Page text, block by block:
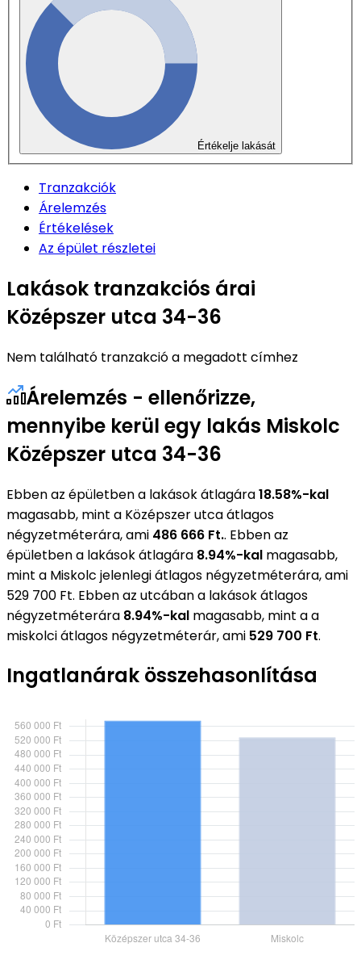
Értékelje lakását
Tranzakciók
Árelemzés
Értékelések
Az épület részletei
Lakások tranzakciós árai
Középszer utca 34-36
Nem található tranzakció a megadott címhez
Árelemzés - ellenőrizze,
mennyibe kerül egy lakás Miskolc
Középszer utca 34-36
Ebben az épületben a lakások átlagára18.58%-kal
magasabb, mint a Középszer utca átlagos
négyzetméterára, ami 486 666 Ft.. Ebben az
épületben a lakások átlagára 8.94%-kal magasabb,
mint a Miskolc jelenlegi átlagos négyzetméterára, ami
529 700 Ft. Ebben az utcában a lakások átlagos
négyzetméterára 8.94%-kal magasabb, mint a a
miskolci átlagos négyzetméterár, ami 529 700 Ft.
Ingatlanárak összehasonlítása